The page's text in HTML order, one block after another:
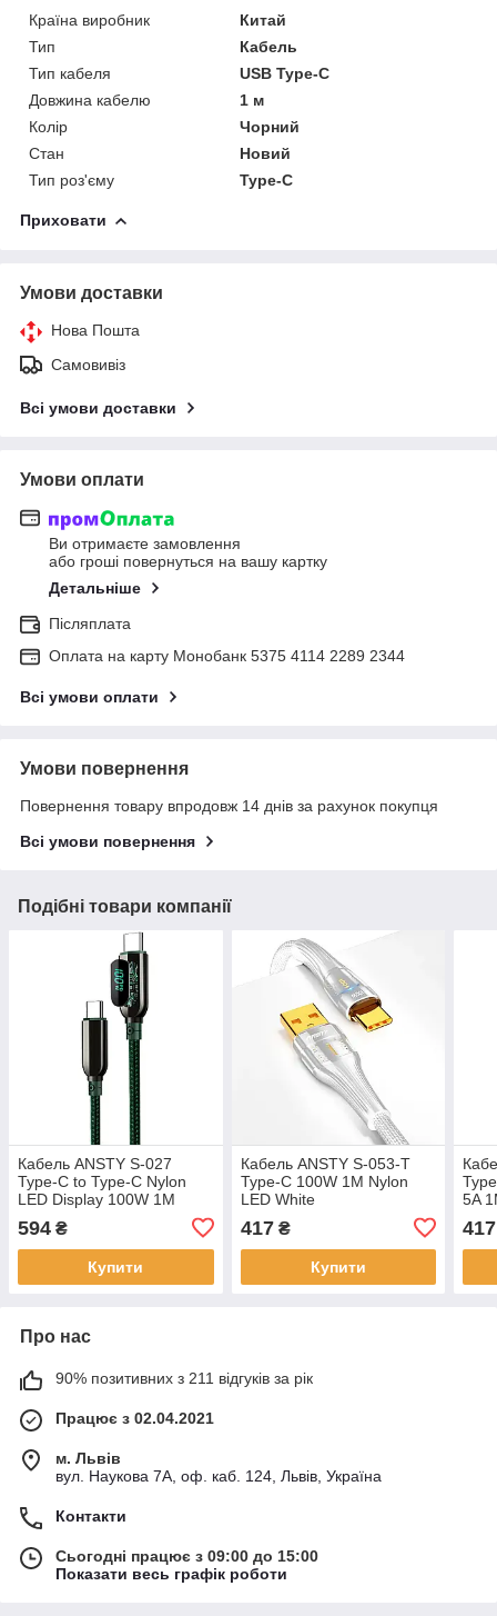
Країна виробник
Китай
Тип
Кабель
Тип кабеля
USB Type-C
Довжина кабелю
1 м
Колір
Чорний
Стан
Новий
Тип роз'єму
Type-C
Приховати
Умови доставки
Нова Пошта
Самовивіз
Всі умови доставки
Умови оплати
Ви отримаєте замовлення
або гроші повернуться на вашу картку
Детальніше
Післяплата
Оплата на карту Монобанк 5375 4114 2289 2344
Всі умови оплати
Умови повернення
Повернення товару впродовж 14 днів за рахунок покупця
Всі умови повернення
Подібні товари компанії
Кабель ANSTY S-027
Type-C to Type-C Nylon
LED Display 100W 1M
594 ₴
Купити
Кабель ANSTY S-053-T
Type-C 100W 1M Nylon
LED White
417₴
Купити
5A
417
Про нас
90% позитивних з 211 відгуків за рік
Працює з 02.04.2021
м. Львів
вул. Наукова 7А, оф. каб. 124, Львів, Україна
Контакти
Сьогодні працює з 09:00 до 15:00
Показати весь графік роботи